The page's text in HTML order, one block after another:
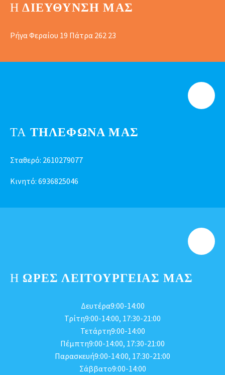
Η ΔΙΕΎΘΥΝΣΗ ΜΑΣ
Ρήγα Φεραίου 19 Πάτρα 262 23
ΤΑ ΤΗΛΕΦΩΝΑ ΜΑΣ
Σταθερό: 2610279077
Κινητό: 6936825046
Η ΩΡΕΣ ΛΕΙΤΟΥΡΓΕΊΑΣ ΜΑΣ
Δευτέρα9:00-14:00
Τρίτη9:00-14:00, 17:30-21:00
Τετάρτη9:00-14:00
Πέμπτη9:00-14:00, 17:30-21:00
Παρασκευή9:00-14:00, 17:30-21:00
Σάββατο9:00-14:00